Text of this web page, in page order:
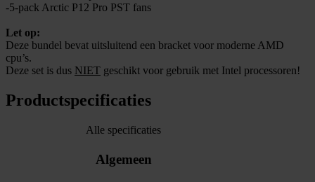
-5-pack Arctic P12 Pro PST fans
Let op:
Deze bundel bevat uitsluitend een bracket voor moderne AMD
cpu’s.
Deze set is dus NIET geschikt voor gebruik met Intel processoren!
Productspecificaties
Alle specificaties
Algemeen